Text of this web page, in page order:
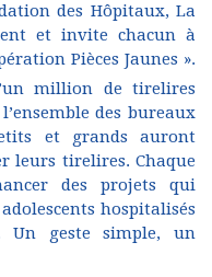
des Hôpitaux, La
et invite chacun à
Pièces Jaunes ».
million de tirelires
des bureaux
et grands auront
leurs tirelires. Chaque
des projets qui
hospitalisés
Un geste simple, un